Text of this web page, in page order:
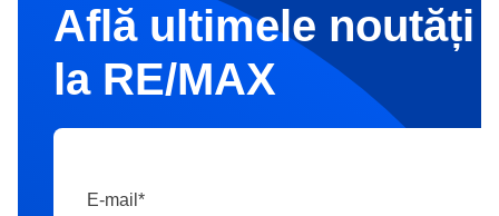
Află ultimele noutăți
la RE/MAX
E-mail *